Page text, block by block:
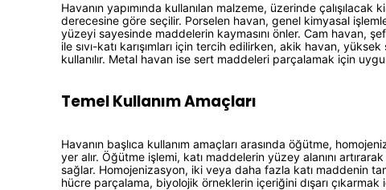
Havanın yapımında kullanılan malzeme, üzerinde çalışılacak
derecesine göre seçilir. Porselen havan, genel kimyasal
yüzeyi sayesinde maddelerin kaymasını önler. Cam havan,
ile sıvı-katı karışımları için tercih edilirken, akik havan,
kullanılır. Metal havan ise sert maddeleri parçalamak için
Temel Kullanım Amaçları
Havanın başlıca kullanım amaçları arasında öğütme,
yer alır. Öğütme işlemi, katı maddelerin yüzey alanını
sağlar. Homojenizasyon, iki veya daha fazla katı maddenin
hücre parçalama, biyolojik örneklerin içeriğini dışarı çıkarmak